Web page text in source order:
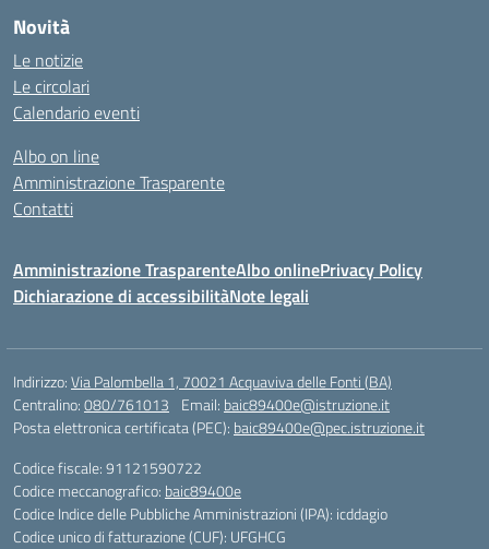
Novità
Le notizie
Le circolari
Calendario eventi
Albo on line
Amministrazione Trasparente
Contatti
Amministrazione TrasparenteAlbo onlinePrivacy Policy
Dichiarazione di accessibilitàNote legali
Indirizzo:Via Palombella 1, 70021 Acquaviva delle Fonti (BA)
Centralino:080/761013 Email: baic89400e@istruzione.it
Posta elettronica certificata (PEC): baic89400e@pec.istruzione.it
Codice fiscale: 91121590722
Codice meccanografico: baic89400e
Codice Indice delle Pubbliche Amministrazioni (IPA): icddagio
Codice unico di fatturazione (CUF): UFGHCG